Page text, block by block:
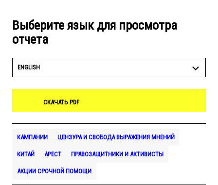
Выберите язык для просмотра
отчета
ENGLISH
СКАЧАТЬ PDF
КАМПАНИИ ЦЕНЗУРА И СВОБОДА ВЫРАЖЕНИЯ МНЕНИЙ
КИТАЙ АРЕСТ ПРАВОЗАЩИТНИКИ И АКТИВИСТЫ
АКЦИИ СРОЧНОЙ ПОМОЩИ